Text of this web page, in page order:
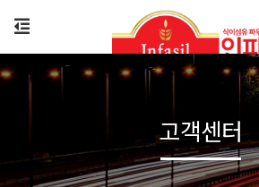
고객센터